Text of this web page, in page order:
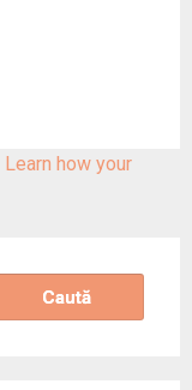
Learn how your